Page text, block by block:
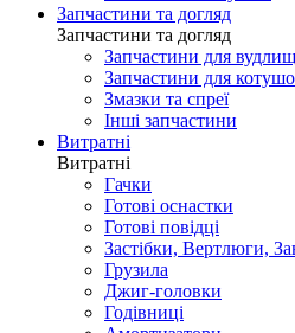
Запчастини та догляд
Запчастини та догляд
Запчастини для вудлищ
Запчастини для
Змазки та спреї
Інші запчастини
Витратні
Витратні
Гачки
Готові оснастки
Готові повідці
Застібки, Вертлюги,
Грузила
Джиг-головки
Годівниці